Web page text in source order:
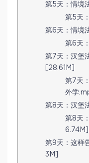
第5天：情境
第5天
第6天：情境
第6天
第7天：汉堡
[28.61M]
第7天
外学
第8天：汉堡
第8天
6.74M]
第9天：这样
3M]